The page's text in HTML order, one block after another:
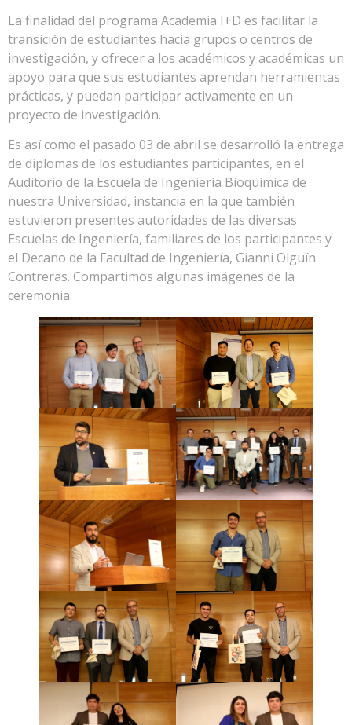
La finalidad del programa Academia I+D es facilitar la
transición de estudiantes hacia grupos o centros de
investigación, y ofrecer a los académicos y académicas un
apoyo para que sus estudiantes aprendan herramientas
prácticas, y puedan participar activamente en un
proyecto de investigación.
Es así como el pasado 03 de abril se desarrolló la entrega
de diplomas de los estudiantes participantes, en el
Auditorio de la Escuela de Ingeniería Bioquímica de
nuestra Universidad, instancia en la que también
estuvieron presentes autoridades de las diversas
Escuelas de Ingeniería, familiares de los participantes y
el Decano de la Facultad de Ingeniería, Gianni Olguín
Contreras. Compartimos algunas imágenes de la
ceremonia.